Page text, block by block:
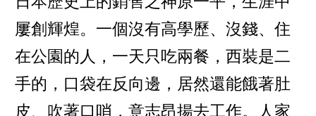
屢創輝煌。一個沒有高學歷、沒錢、住
在公園的人，一天只吃兩餐，西裝是二
手的，口袋在反向邊，居然還能餓著肚
皮、吹著口哨，意志昂揚去工作。人家